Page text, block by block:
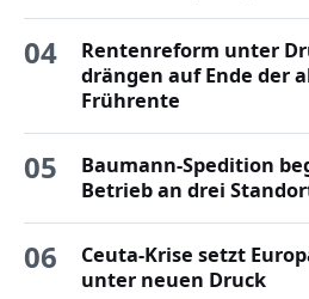
04
Rentenreform unter
drängen auf Ende der
Frührente
05
Baumann-Spedition
Betrieb an drei
06
Ceuta-Krise setzt
unter neuen Druck